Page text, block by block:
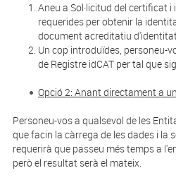
Aneu a Sol·licitud del certificat
requerides per obtenir la
document acreditatiu
Un cop introduïdes, personeu-
de Registre idCAT per tal que
Opció 2: Anant directament a
Personeu-vos a qualsevol de les
que facin la càrrega de les dades i la
requerirà que passeu més temps a
però el resultat serà el mateix.